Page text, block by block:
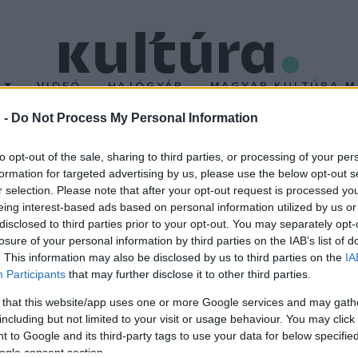
- Do Not Process My Personal Information
opt-out of the sale, sharing to third parties, or processing of your
for targeted advertising by us, please use the below opt-out
selection. Please note that after your opt-out request is processed
interest-based ads based on personal information utilized by us
to third parties prior to your opt-out. You may separately
of your personal information by third parties on the IAB’s list of
This information may also be disclosed by us to third parties on the
Participants that may further disclose it to other third parties.
that this website/app uses one or more Google services and may
but not limited to your visit or usage behaviour. You may
to Google and its third-party tags to use your data for below
consent section.
VIDEÓ HAJÓGYÁR MAGYAR KULTÚRA
világ között
és a háttérben már elemeire bomló,
tónusaival ellentétben, hideg színekkel megfogalmazott
hangulatában érvényesül. A kiállítás helyszíne: Deák Erika
8. Nyitva: szerda - péntek 12 - 18 óra, szombat 12 -15 óra